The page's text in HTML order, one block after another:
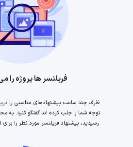
فریلنسر ها پروژه را
ظرف چند ساعت پیشنهادهای مناسبی را
توجه شما را جلب کرده اند گفتگو کنید. به
رسیدید، پیشنهاد فریلنسر مورد نظر را